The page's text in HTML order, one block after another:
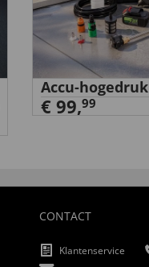
Accu-
€ 99,99
CONTACT
Klantenservice